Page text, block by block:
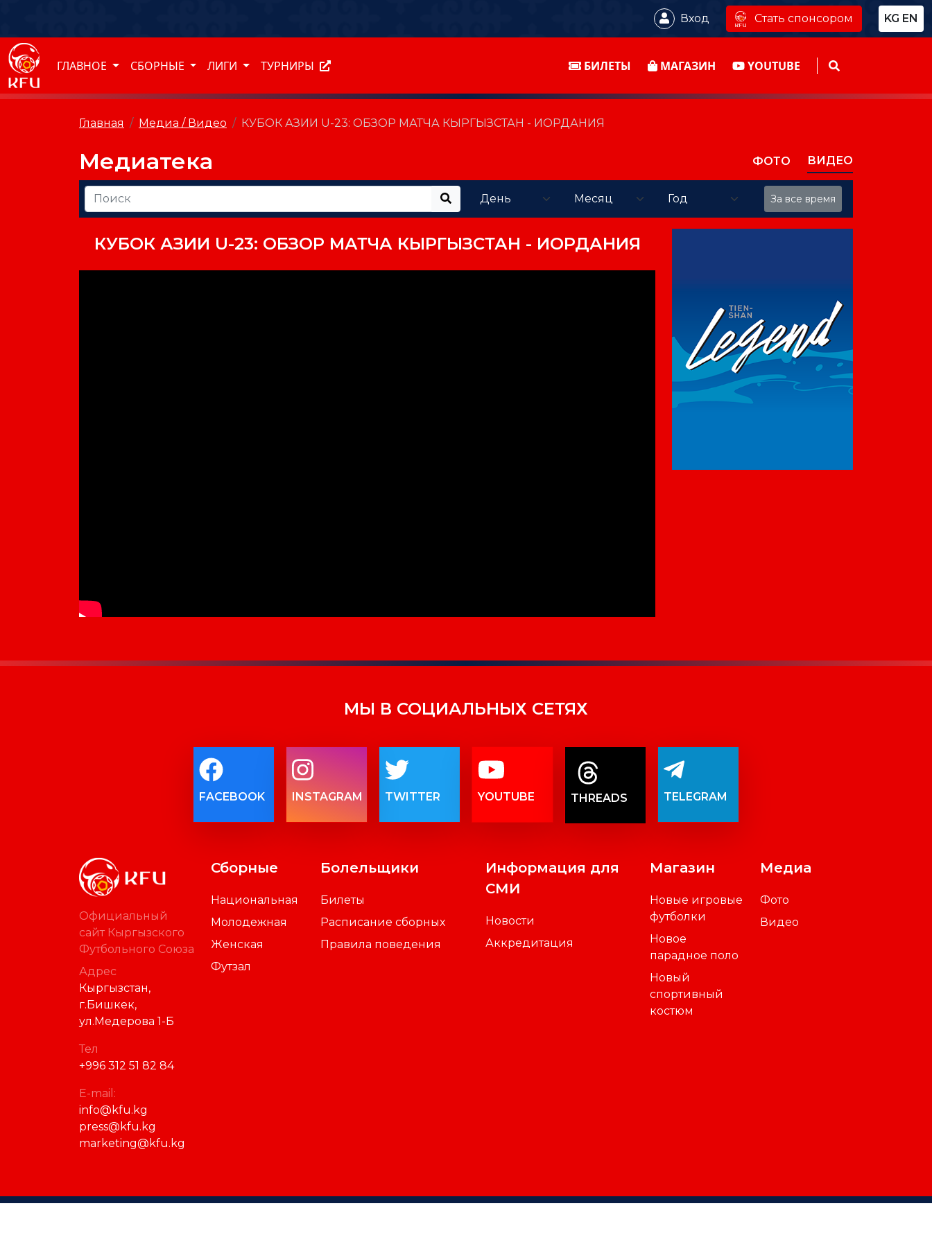
Вход Стать спонсором KG EN
ГЛАВНОЕ СБОРНЫЕ ЛИГИ ТУРНИРЫ БИЛЕТЫ МАГАЗИН YOUTUBE
Главная Медиа / Видео КУБОК АЗИИ U-23: ОБЗОР МАТЧА КЫРГЫЗСТАН - ИОРДАНИЯ
Медиатека ФОТО ВИДЕО
За все время
КУБОК АЗИИ U-23: ОБЗОР МАТЧА КЫРГЫЗСТАН - ИОРДАНИЯ
МЫ В СОЦИАЛЬНЫХ СЕТЯХ
FACEBOOK INSTAGRAM TWITTER YOUTUBE THREADS TELEGRAM
Официальный
сайт Кыргызского
Футбольного Союза
Адрес
Кыргызстан,
г.Бишкек,
ул.Медерова 1-Б
Тел
+996 312 51 82 84
E-mail:
info@kfu.kg
press@kfu.kg
marketing@kfu.kg
Сборные
Национальная
Молодежная
Женская
Футзал
Болельщики
Билеты
Расписание сборных
Правила поведения
Информация для
СМИ
Новости
Аккредитация
Магазин
Новые игровые
футболки
Новое
парадное поло
Новый
спортивный
костюм
Медиа
Фото
Видео